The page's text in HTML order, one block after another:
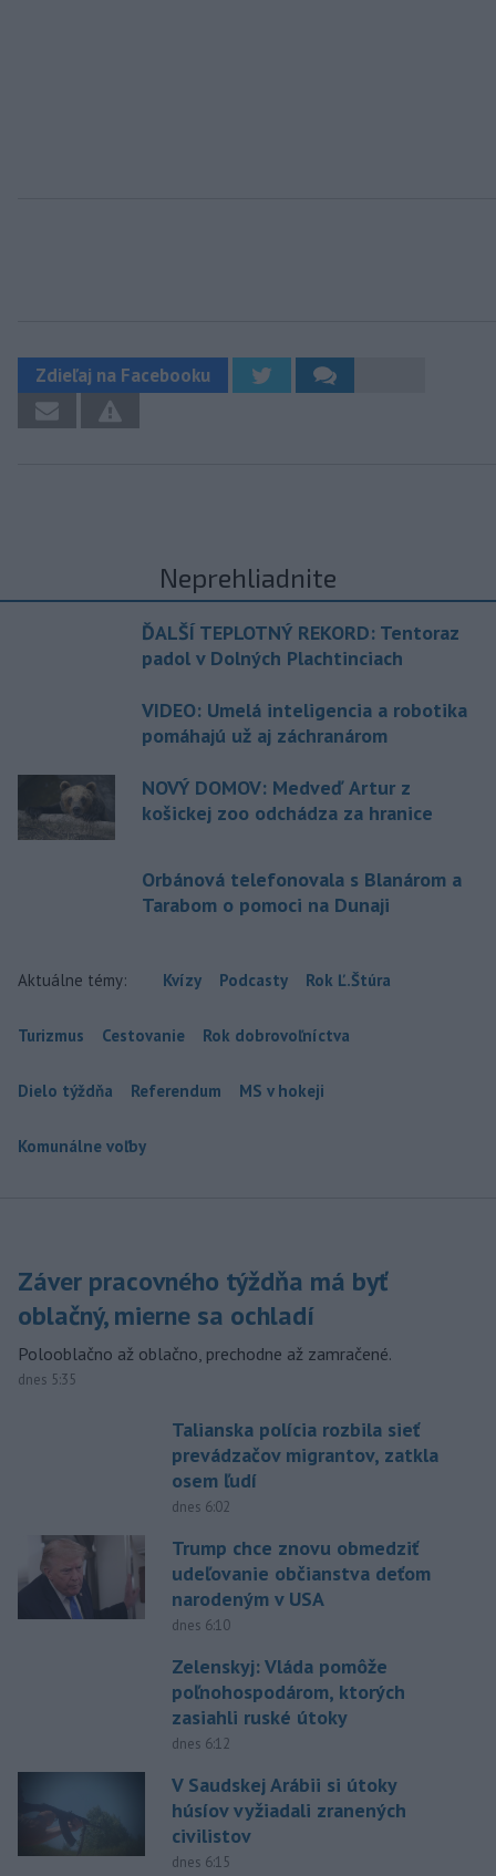
Zdieľaj na Facebooku
Neprehliadnite
ĎALŠÍ TEPLOTNÝ REKORD: Tentoraz
padol v Dolných Plachtinciach
VIDEO: Umelá inteligencia a robotika
pomáhajú už aj záchranárom
NOVÝ DOMOV: Medveď Artur z
košickej zoo odchádza za hranice
Orbánová telefonovala s Blanárom a
Tarabom o pomoci na Dunaji
Aktuálne témy: Kvízy Podcasty Rok Ľ.Štúra
Turizmus Cestovanie Rok dobrovoľníctva
Dielo týždňa Referendum MS v hokeji
Komunálne voľby
Záver pracovného týždňa má byť
oblačný, mierne sa ochladí
Polooblačno až oblačno, prechodne až zamračené.
dnes 5:35
Talianska polícia rozbila sieť
prevádzačov migrantov, zatkla
osem ľudí
dnes 6:02
Trump chce znovu obmedziť
udeľovanie občianstva deťom
narodeným v USA
dnes 6:10
Zelenskyj: Vláda pomôže
poľnohospodárom, ktorých
zasiahli ruské útoky
dnes 6:12
V Saudskej Arábii si útoky
húsíov vyžiadali zranených
civilistov
dnes 6:15